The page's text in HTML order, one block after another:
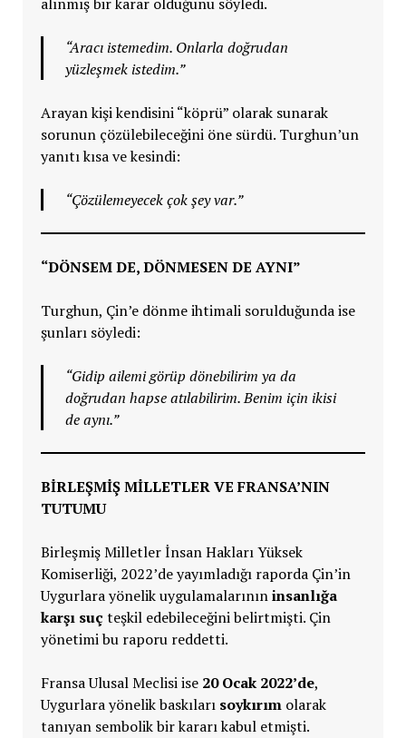
“Aracı istemedim. Onlarla doğrudan
yüzleşmek istedim.”
Arayan kişi kendisini “köprü” olarak sunarak
sorunun çözülebileceğini öne sürdü. Turghun’un
yanıtı kısa ve kesindi:
“Çözülemeyecek çok şey var.”
“DÖNSEM DE, DÖNMESEN DE AYNI”
Turghun, Çin’e dönme ihtimali sorulduğunda ise
şunları söyledi:
“Gidip ailemi görüp dönebilirim ya da
doğrudan hapse atılabilirim. Benim için ikisi
de aynı.”
BİRLEŞMİŞ MİLLETLER VE FRANSA’NIN
TUTUMU
Birleşmiş Milletler İnsan Hakları Yüksek
Komiserliği, 2022’de yayımladığı raporda Çin’in
Uygurlara yönelik uygulamalarınıninsanlığa
karşı suç teşkil edebileceğini belirtmişti. Çin
yönetimi bu raporu reddetti.
Fransa Ulusal Meclisi ise 20 Ocak 2022’de,
Uygurlara yönelik baskıları soykırımolarak
tanıyan sembolik bir kararı kabul etmişti.